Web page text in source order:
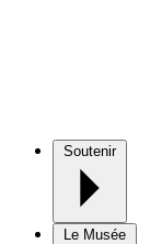
Soutenir
Le Musée